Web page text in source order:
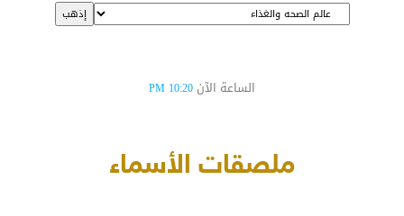
الساعة الآن 10:20 PM
ملصقات الأسماء